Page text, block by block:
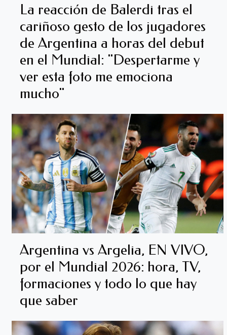
La reacción de Balerdi tras el
cariñoso gesto de los jugadores
de Argentina a horas del debut
en el Mundial: "Despertarme y
ver esta foto me emociona
mucho"
Argentina vs Argelia, EN VIVO,
por el Mundial 2026: hora, TV,
formaciones y todo lo que hay
que saber